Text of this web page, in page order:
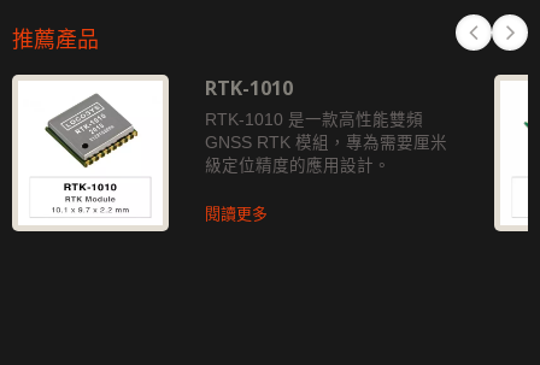
推薦產品
RTK-1010
RTK-1010 是一款高性能雙頻
GNSS RTK 模組，專為需要厘米
級定位精度的應用設計。
閱讀更多